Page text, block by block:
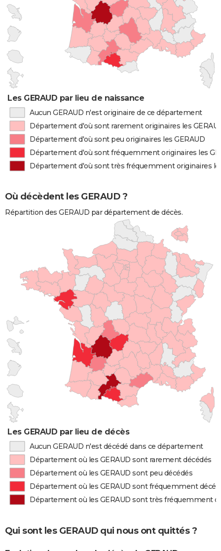
Les GERAUD par lieu de naissance
Aucun GERAUD n'est originaire de ce département
Département d'où sont rarement originaires les
Département d'où sont peu originaires les GERAUD
Département d'où sont fréquemment originaires les
Département d'où sont très fréquemment originaires
Où décèdent les GERAUD ?
Répartition des GERAUD par département de décès.
Les GERAUD par lieu de décès
Aucun GERAUD n'est décédé dans ce département
Département où les GERAUD sont rarement décédés
Département où les GERAUD sont peu décédés
Département où les GERAUD sont fréquemment
Département où les GERAUD sont très fréquemment
Qui sont les GERAUD qui nous ont quittés ?